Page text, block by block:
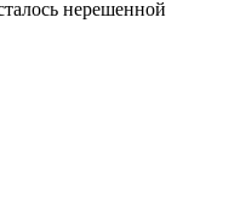
нерешенной